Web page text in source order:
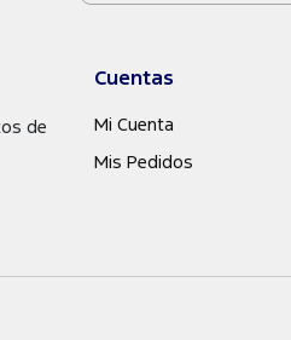
de
Cuentas
Mi Cuenta
Mis Pedidos